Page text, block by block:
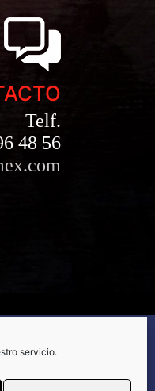
servicio.
Telf.
48 56